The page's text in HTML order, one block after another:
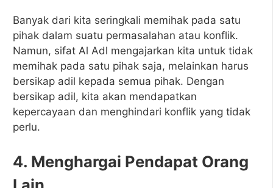
Banyak dari kita seringkali memihak pada satu
pihak dalam suatu permasalahan atau konflik.
Namun, sifat Al Adl mengajarkan kita untuk tidak
memihak pada satu pihak saja, melainkan harus
bersikap adil kepada semua pihak. Dengan
bersikap adil, kita akan mendapatkan
kepercayaan dan menghindari konflik yang tidak
perlu.
4. Menghargai Pendapat Orang